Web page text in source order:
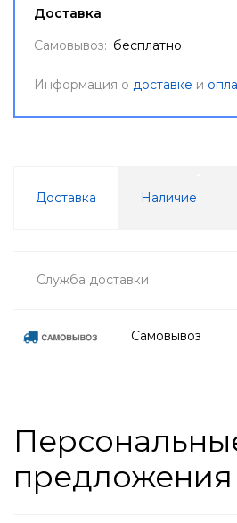
Доставка
Самовывоз: бесплатно
Информация о доставке и
Доставка Наличие
Служба доставки
Самовывоз
предложения